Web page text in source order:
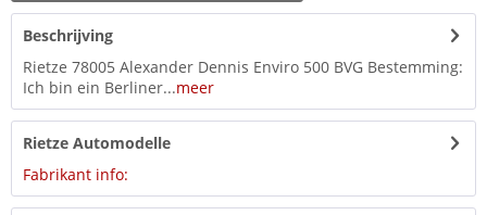
Beschrijving
Rietze 78005 Alexander Dennis Enviro 500 BVG Bestemming:
Ich bin ein Berliner...meer
Rietze Automodelle
Fabrikant info: